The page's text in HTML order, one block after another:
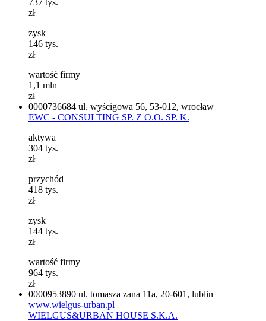
zł
zysk
146 tys.
zł
wartość firmy
1,1 mln
zł
0000736684 ul. wyścigowa 56, 53-012, wrocław
EWC - CONSULTING SP. Z O.O. SP. K.
aktywa
304 tys.
zł
przychód
418 tys.
zł
zysk
144 tys.
zł
wartość firmy
964 tys.
zł
0000953890 ul. tomasza zana 11a, 20-601, lublin
www.wielgus-urban.pl
WIELGUS&URBAN HOUSE S.K.A.